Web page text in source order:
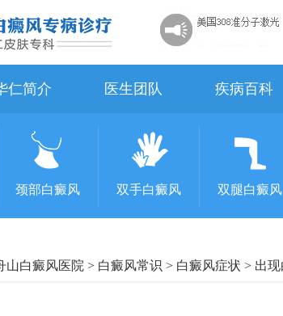
仁简介 医生团队 疾病百科
颈部白癜风 双手白癜风 双腿白癜风
山白癜风医院 > 白癜风常识 > 白癜风症状 > 出